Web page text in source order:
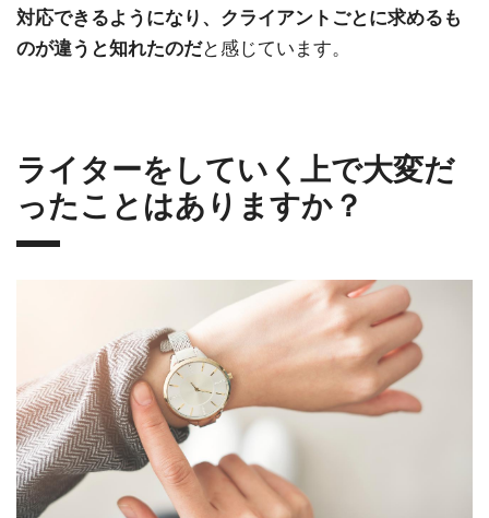
対応できるようになり、クライアントごとに求めるも
のが違うと知れたのだと感じています。
ライターをしていく上で大変だ
ったことはありますか？